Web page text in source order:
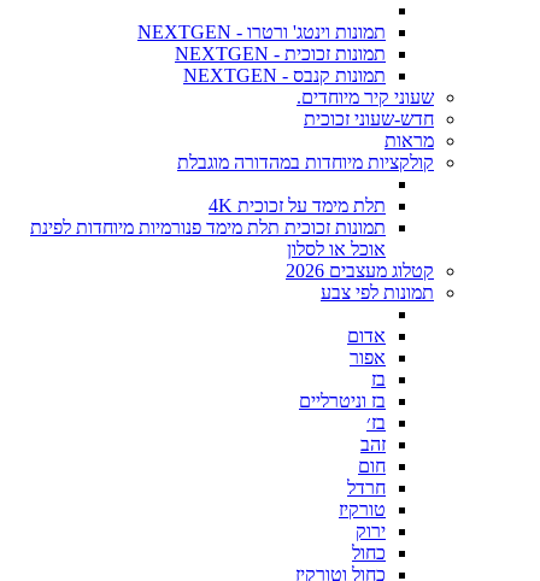
תמונות וינטג' ורטרו - NEXTGEN
תמונות זכוכית - NEXTGEN
תמונות קנבס - NEXTGEN
שעוני קיר מיוחדים.
חדש-שעוני זכוכית
מראות
קולקציות מיוחדות במהדורה מוגבלת
תלת מימד על זכוכית 4K
תמונות זכוכית תלת מימד פנורמיות מיוחדות לפינת
אוכל או לסלון
קטלוג מעצבים 2026
תמונות לפי צבע
אדום
אפור
בז
בז וניטרליים
בז׳
זהב
חום
חרדל
טורקיז
ירוק
כחול
כחול וטורקיז